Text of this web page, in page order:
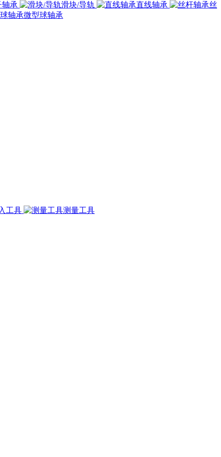
轴承 滑块/导轨 直线轴承
丝
微型球轴承
工具 测量工具